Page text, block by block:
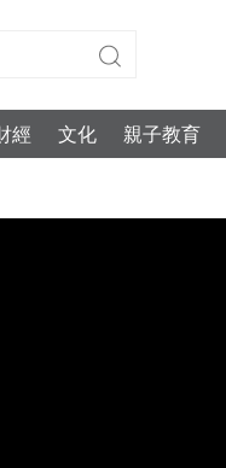
經 文化 親子教育